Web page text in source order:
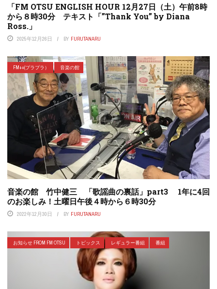
「FM OTSU ENGLISH HOUR 12月27日（土）午前8時
から８時30分 テキスト「”Thank You” by Diana
Ross.」
2025年12月26日 BY FURUTANARU
FM++(プラプラ） 音楽の館
音楽の館 竹中健三 「歌謡曲の裏話」part3 1年に4回
のお楽しみ！土曜日午後４時から６時30分
2022年12月30日 BY FURUTANARU
お知らせ FROM FM OTSU トピックス レギュラー番組 番組